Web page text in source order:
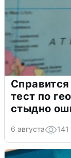
тест по
стыдно
6 августа 141